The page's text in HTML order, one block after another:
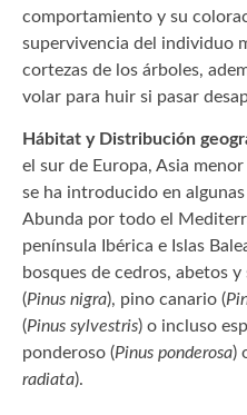
comportamiento y su
supervivencia del individuo
cortezas de los árboles,
volar para huir si pasar
Hábitat y Distribución
el sur de Europa, Asia
se ha introducido en
Abunda por todo el
península Ibérica e Islas
bosques de cedros, abetos
(Pinus nigra), pino canario (
(Pinus sylvestris) o incluso
ponderoso (Pinus ponderosa)
radiata).